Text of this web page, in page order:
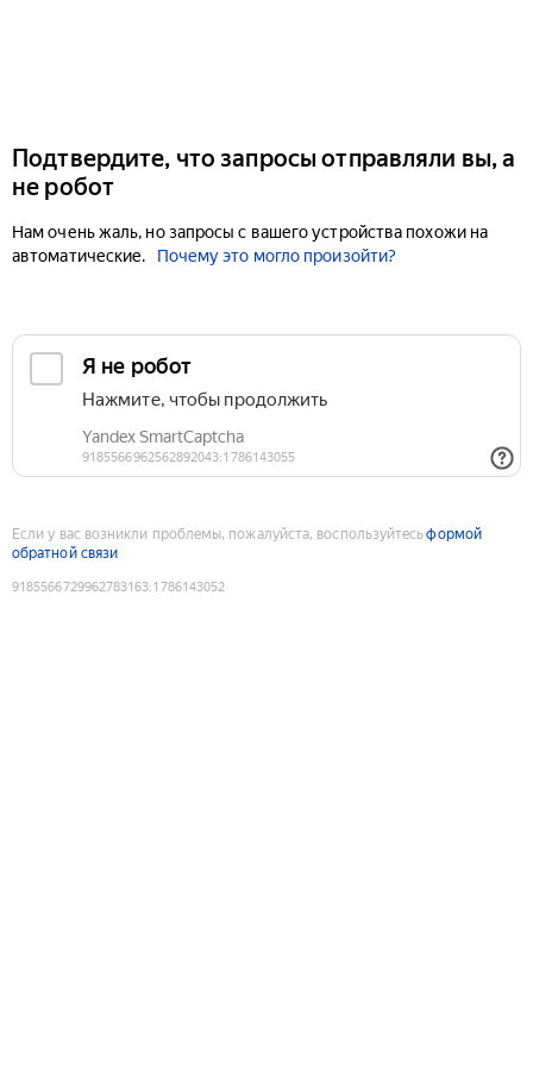
Подтвердите, что запросы отправляли вы, а
не робот
Нам очень жаль, но запросы с вашего устройства похожи на
автоматические.
Почему это могло произойти?
Если у вас возникли проблемы, пожалуйста, воспользуйтесьформой
обратной связи
9185566729962783163:1786143052